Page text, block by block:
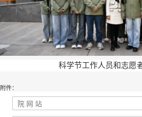
科学节工作人员和志愿
附件：